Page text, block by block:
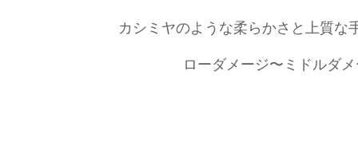
カシミヤのような柔らかさと上質な
ローダメージ〜ミドルダ